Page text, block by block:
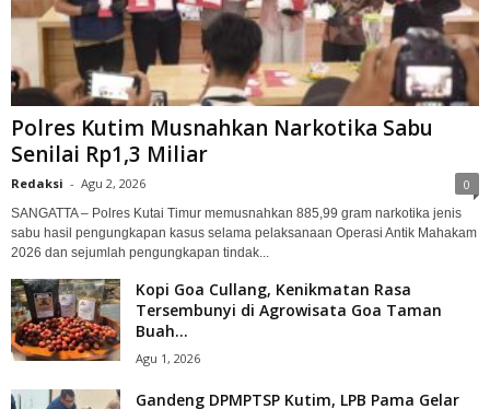
Polres Kutim Musnahkan Narkotika Sabu
Senilai Rp1,3 Miliar
Redaksi - Agu 2, 2026 0
SANGATTA – Polres Kutai Timur memusnahkan 885,99 gram narkotika jenis
sabu hasil pengungkapan kasus selama pelaksanaan Operasi Antik Mahakam
2026 dan sejumlah pengungkapan tindak...
Kopi Goa Cullang, Kenikmatan Rasa
Tersembunyi di Agrowisata Goa Taman
Buah...
Agu 1, 2026
Gandeng DPMPTSP Kutim, LPB Pama Gelar